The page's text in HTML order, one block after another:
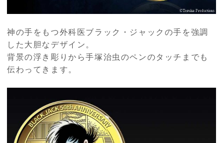
神の手をもつ外科医ブラック・ジャックの手を強調
した大胆なデザイン。
背景の浮き彫りから手塚治虫のペンのタッチまでも
伝わってきます。